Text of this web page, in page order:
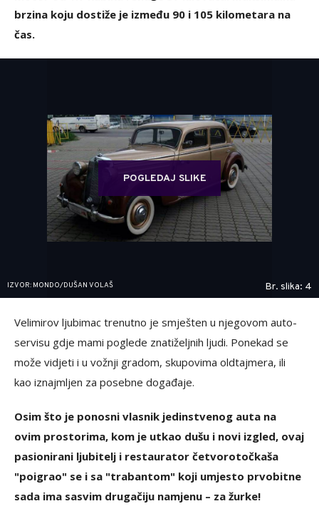
brzina koju dostiže je između 90 i 105 kilometara na
čas.
POGLEDAJ SLIKE
IZVOR: MONDO/DUŠAN VOLAŠ Br. slika: 4
Velimirov ljubimac trenutno je smješten u njegovom auto-
servisu gdje mami poglede znatiželjnih ljudi. Ponekad se
može vidjeti i u vožnji gradom, skupovima oldtajmera, ili
kao iznajmljen za posebne događaje.
Osim što je ponosni vlasnik jedinstvenog auta na
ovim prostorima, kom je utkao dušu i novi izgled, ovaj
pasionirani ljubitelj i restaurator četvorotočkaša
"poigrao" se i sa "trabantom" koji umjesto prvobitne
sada ima sasvim drugačiju namjenu – za žurke!